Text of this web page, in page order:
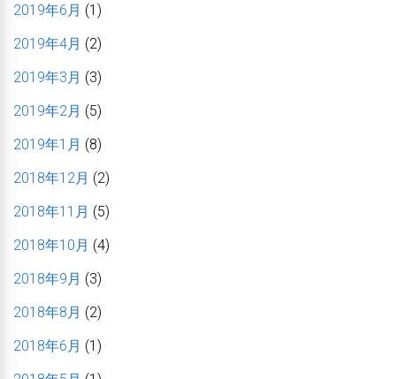
2019年6月 (1)
2019年4月 (2)
2019年3月 (3)
2019年2月 (5)
2019年1月 (8)
2018年12月 (2)
2018年11月 (5)
2018年10月 (4)
2018年9月 (3)
2018年8月 (2)
2018年6月 (1)